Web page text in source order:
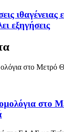
εξηγήσεις
στο